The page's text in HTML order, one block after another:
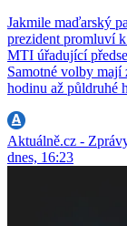
Jakmile maďarský
prezident promluví
MTI úřadující
Samotné volby mají
hodinu až půldruhé
Aktuálně.cz -
dnes, 16:23